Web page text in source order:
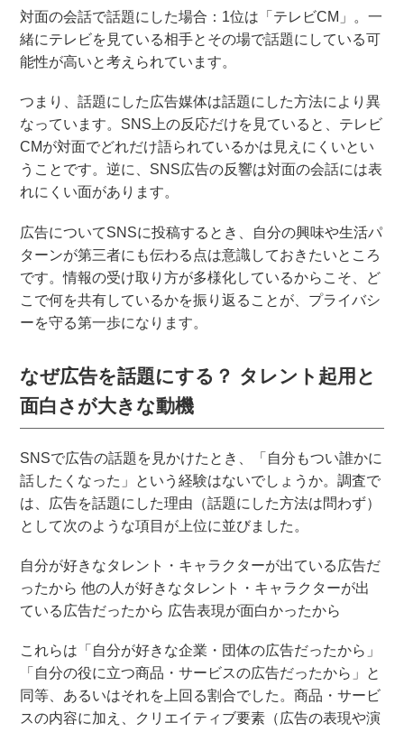
対面の会話で話題にした場合：1位は「テレビCM」。一
緒にテレビを見ている相手とその場で話題にしている可
能性が高いと考えられています。
つまり、話題にした広告媒体は話題にした方法により異
なっています。SNS上の反応だけを見ていると、テレビ
CMが対面でどれだけ語られているかは見えにくいとい
うことです。逆に、SNS広告の反響は対面の会話には表
れにくい面があります。
広告についてSNSに投稿するとき、自分の興味や生活パ
ターンが第三者にも伝わる点は意識しておきたいところ
です。情報の受け取り方が多様化しているからこそ、ど
こで何を共有しているかを振り返ることが、プライバシ
ーを守る第一歩になります。
なぜ広告を話題にする？ タレント起用と
面白さが大きな動機
SNSで広告の話題を見かけたとき、「自分もつい誰かに
話したくなった」という経験はないでしょうか。調査で
は、広告を話題にした理由（話題にした方法は問わず）
として次のような項目が上位に並びました。
自分が好きなタレント・キャラクターが出ている広告だ
ったから 他の人が好きなタレント・キャラクターが出
ている広告だったから 広告表現が面白かったから
これらは「自分が好きな企業・団体の広告だったから」
「自分の役に立つ商品・サービスの広告だったから」と
同等、あるいはそれを上回る割合でした。商品・サービ
スの内容に加え、クリエイティブ要素（広告の表現や演